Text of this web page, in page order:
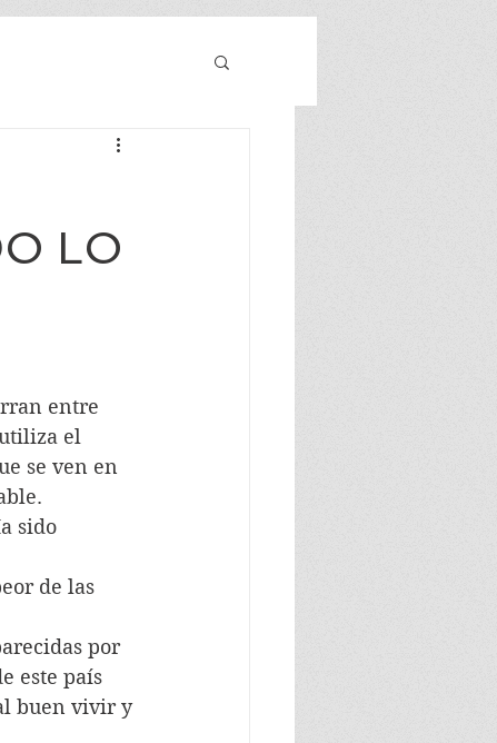
LO
entre
el
se ven en
sido
de las
por
este país
buen vivir y